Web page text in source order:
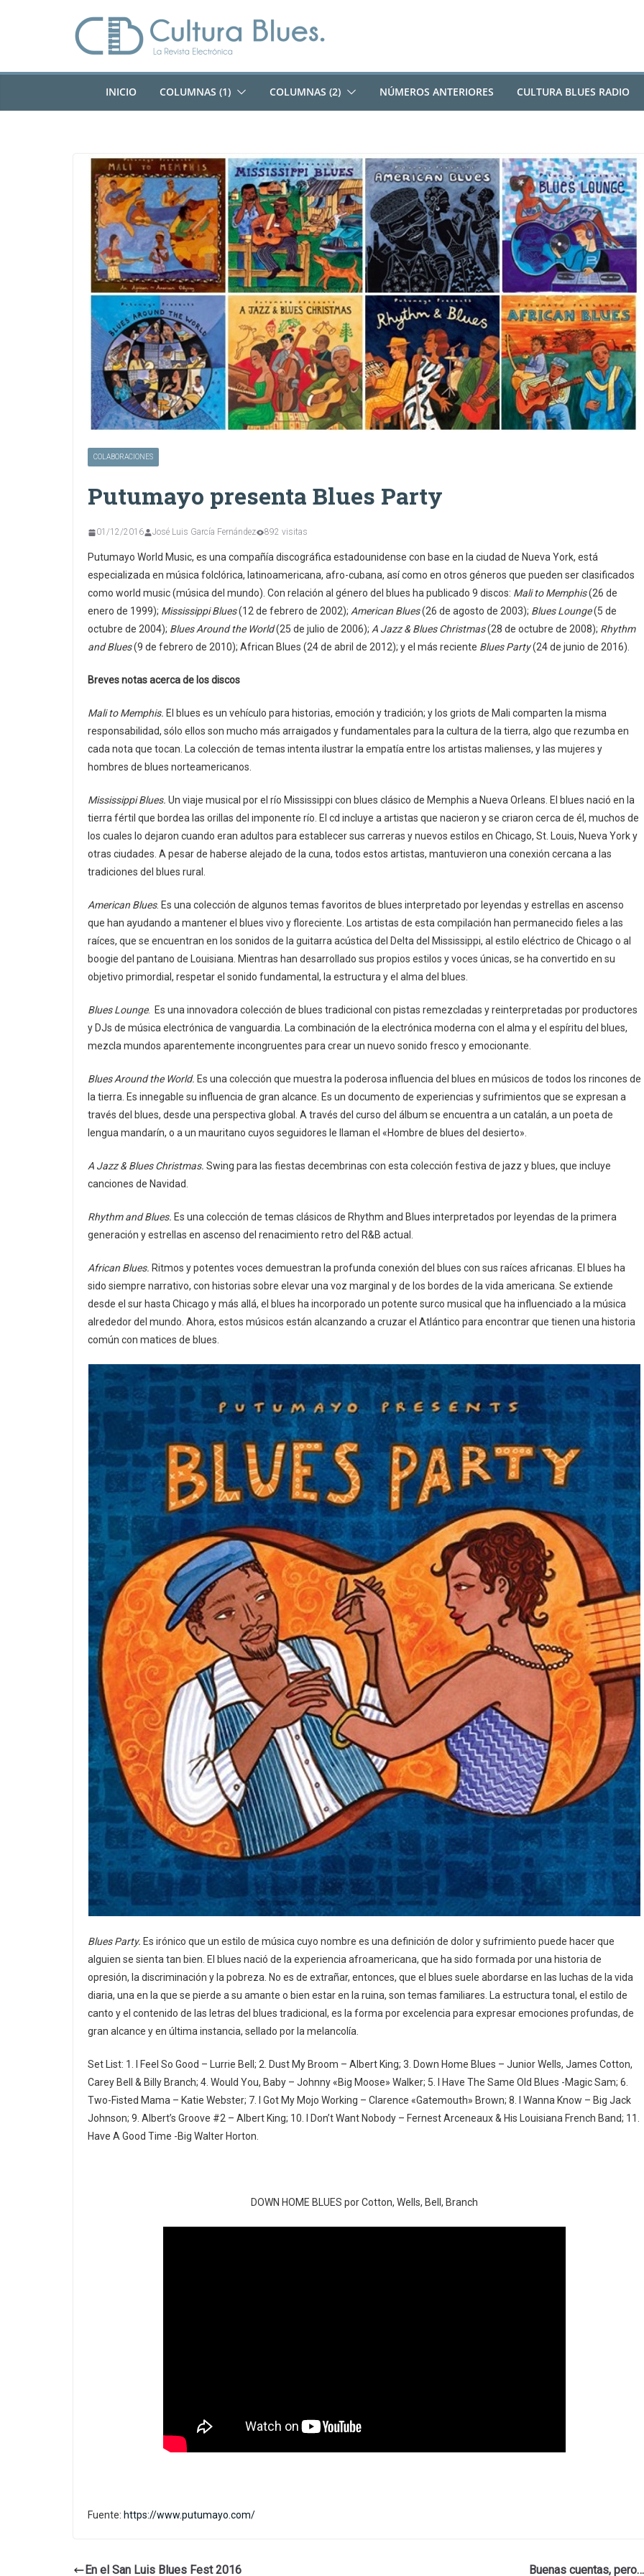
INICIO COLUMNAS (1) COLUMNAS (2) NÚMEROS ANTERIORES CULTURA BLUES RADIO
COLABORACIONES
Putumayo presenta Blues Party
01/12/2016 José Luis García Fernández 892 visitas
Putumayo World Music, es una compañía discográfica estadounidense con base en la ciudad de Nueva York, está
especializada en música folclórica, latinoamericana, afro-cubana, así como en otros géneros que pueden ser clasificados
como world music (música del mundo). Con relación al género del blues ha publicado 9 discos: Mali to Memphis(26 de
enero de 1999); Mississippi Blues(12 de febrero de 2002); American Blues(26 de agosto de 2003); Blues Lounge(5 de
octubre de 2004); Blues Around the World(25 de julio de 2006); A Jazz & Blues Christmas(28 de octubre de 2008); Rhythm
and Blues(9 de febrero de 2010); African Blues (24 de abril de 2012); y el más reciente Blues Party(24 de junio de 2016).
Breves notas acerca de los discos
Mali to Memphis. El blues es un vehículo para historias, emoción y tradición; y los griots de Mali comparten la misma
responsabilidad, sólo ellos son mucho más arraigados y fundamentales para la cultura de la tierra, algo que rezumba en
cada nota que tocan. La colección de temas intenta ilustrar la empatía entre los artistas malienses, y las mujeres y
hombres de blues norteamericanos.
Mississippi Blues. Un viaje musical por el río Mississippi con blues clásico de Memphis a Nueva Orleans. El blues nació en la
tierra fértil que bordea las orillas del imponente río. El cd incluye a artistas que nacieron y se criaron cerca de él, muchos de
los cuales lo dejaron cuando eran adultos para establecer sus carreras y nuevos estilos en Chicago, St. Louis, Nueva York y
otras ciudades. A pesar de haberse alejado de la cuna, todos estos artistas, mantuvieron una conexión cercana a las
tradiciones del blues rural.
American Blues. Es una colección de algunos temas favoritos de blues interpretado por leyendas y estrellas en ascenso
que han ayudando a mantener el blues vivo y floreciente. Los artistas de esta compilación han permanecido fieles a las
raíces, que se encuentran en los sonidos de la guitarra acústica del Delta del Mississippi, al estilo eléctrico de Chicago o al
boogie del pantano de Louisiana. Mientras han desarrollado sus propios estilos y voces únicas, se ha convertido en su
objetivo primordial, respetar el sonido fundamental, la estructura y el alma del blues.
Blues Lounge. Es una innovadora colección de blues tradicional con pistas remezcladas y reinterpretadas por productores
y DJs de música electrónica de vanguardia. La combinación de la electrónica moderna con el alma y el espíritu del blues,
mezcla mundos aparentemente incongruentes para crear un nuevo sonido fresco y emocionante.
Blues Around the World. Es una colección que muestra la poderosa influencia del blues en músicos de todos los rincones de
la tierra. Es innegable su influencia de gran alcance. Es un documento de experiencias y sufrimientos que se expresan a
través del blues, desde una perspectiva global. A través del curso del álbum se encuentra a un catalán, a un poeta de
lengua mandarín, o a un mauritano cuyos seguidores le llaman el «Hombre de blues del desierto».
A Jazz & Blues Christmas. Swing para las fiestas decembrinas con esta colección festiva de jazz y blues, que incluye
canciones de Navidad.
Rhythm and Blues. Es una colección de temas clásicos de Rhythm and Blues interpretados por leyendas de la primera
generación y estrellas en ascenso del renacimiento retro del R&B actual.
African Blues. Ritmos y potentes voces demuestran la profunda conexión del blues con sus raíces africanas. El blues ha
sido siempre narrativo, con historias sobre elevar una voz marginal y de los bordes de la vida americana. Se extiende
desde el sur hasta Chicago y más allá, el blues ha incorporado un potente surco musical que ha influenciado a la música
alrededor del mundo. Ahora, estos músicos están alcanzando a cruzar el Atlántico para encontrar que tienen una historia
común con matices de blues.
Blues Party. Es irónico que un estilo de música cuyo nombre es una definición de dolor y sufrimiento puede hacer que
alguien se sienta tan bien. El blues nació de la experiencia afroamericana, que ha sido formada por una historia de
opresión, la discriminación y la pobreza. No es de extrañar, entonces, que el blues suele abordarse en las luchas de la vida
diaria, una en la que se pierde a su amante o bien estar en la ruina, son temas familiares. La estructura tonal, el estilo de
canto y el contenido de las letras del blues tradicional, es la forma por excelencia para expresar emociones profundas, de
gran alcance y en última instancia, sellado por la melancolía.
Set List: 1. I Feel So Good – Lurrie Bell; 2. Dust My Broom – Albert King; 3. Down Home Blues – Junior Wells, James Cotton,
Carey Bell & Billy Branch; 4. Would You, Baby – Johnny «Big Moose» Walker; 5. I Have The Same Old Blues -Magic Sam; 6.
Two-Fisted Mama – Katie Webster; 7. I Got My Mojo Working – Clarence «Gatemouth» Brown; 8. I Wanna Know – Big Jack
Johnson; 9. Albert’s Groove #2 – Albert King; 10. I Don’t Want Nobody – Fernest Arceneaux & His Louisiana French Band; 11.
Have A Good Time -Big Walter Horton.
DOWN HOME BLUES por Cotton, Wells, Bell, Branch
Fuente: https://www.putumayo.com/
En el San Luis Blues Fest 2016 Buenas cuentas, pero…